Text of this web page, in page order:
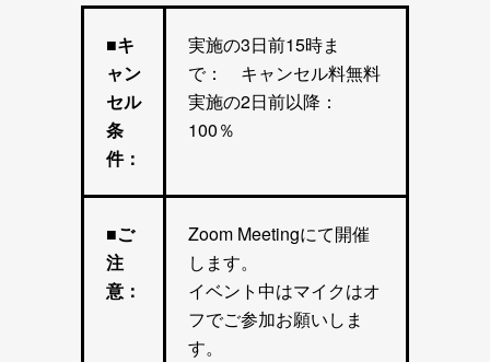
■キ
ャン
セル
条
件：
実施の3日前15時ま
で： キャンセル料無料
実施の2日前以降：
100％
■ご
注
意：
Zoom Meetingにて開催
します。
イベント中はマイクはオ
フでご参加お願いしま
す。